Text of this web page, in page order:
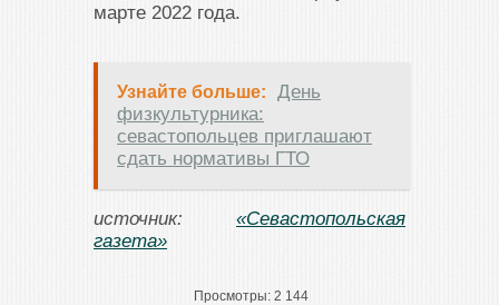
марте 2022 года.
Узнайте больше:
День
физкультурника:
севастопольцев приглашают
сдать нормативы ГТО
источник: «Севастопольская
газета»
Просмотры: 2 144